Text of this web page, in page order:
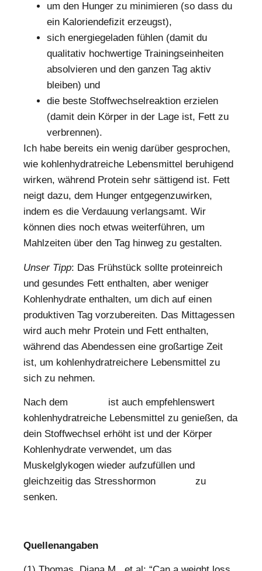
um den Hunger zu minimieren (so dass du
ein Kaloriendefizit erzeugst),
sich energiegeladen fühlen (damit du
qualitativ hochwertige Trainingseinheiten
absolvieren und den ganzen Tag aktiv
bleiben) und
die beste Stoffwechselreaktion erzielen
(damit dein Körper in der Lage ist, Fett zu
verbrennen).
Ich habe bereits ein wenig darüber gesprochen,
wie kohlenhydratreiche Lebensmittel beruhigend
wirken, während Protein sehr sättigend ist. Fett
neigt dazu, dem Hunger entgegenzuwirken,
indem es die Verdauung verlangsamt. Wir
können dies noch etwas weiterführen, um
Mahlzeiten über den Tag hinweg zu gestalten.
Unser Tipp: Das Frühstück sollte proteinreich
und gesundes Fett enthalten, aber weniger
Kohlenhydrate enthalten, um dich auf einen
produktiven Tag vorzubereiten. Das Mittagessen
wird auch mehr Protein und Fett enthalten,
während das Abendessen eine großartige Zeit
ist, um kohlenhydratreichere Lebensmittel zu
sich zu nehmen.
Nach dem
ist auch empfehlenswert
kohlenhydratreiche Lebensmittel zu genießen, da
dein Stoffwechsel erhöht ist und der Körper
Kohlenhydrate verwendet, um das
Muskelglykogen wieder aufzufüllen und
gleichzeitig das Stresshormon
zu
senken.
Quellenangaben